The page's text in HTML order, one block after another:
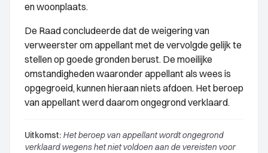
en woonplaats.
De Raad concludeerde dat de weigering van
verweerster om appellant met de vervolgde gelijk te
stellen op goede gronden berust. De moeilijke
omstandigheden waaronder appellant als wees is
opgegroeid, kunnen hieraan niets afdoen. Het beroep
van appellant werd daarom ongegrond verklaard.
Uitkomst: Het beroep van appellant wordt ongegrond
verklaard wegens het niet voldoen aan de vereisten voor